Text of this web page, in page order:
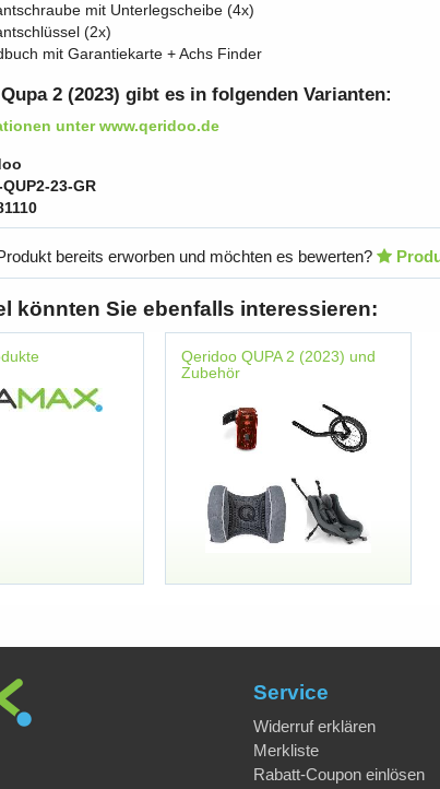
mit Unterlegscheibe (4x)
(2x)
mit Garantiekarte + Achs Finder
2 (2023) gibt es in folgenden Varianten:
unter www.qeridoo.de
QUP2-23-GR
bereits erworben und möchten es bewerten?
könnten Sie ebenfalls interessieren:
Qeridoo QUPA 2 (2023) und
Zubehör
Service
Widerruf erklären
Merkliste
Rabatt-Coupon einlösen